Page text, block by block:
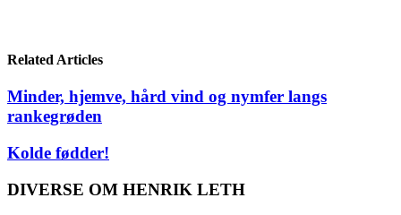
Related Articles
Minder, hjemve, hård vind og nymfer langs
rankegrøden
Kolde fødder!
DIVERSE OM HENRIK LETH